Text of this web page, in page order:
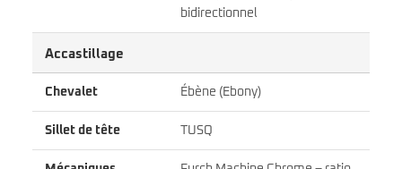
bidirectionnel
Accastillage
Chevalet Ébène (Ebony)
Sillet de tête TUSQ